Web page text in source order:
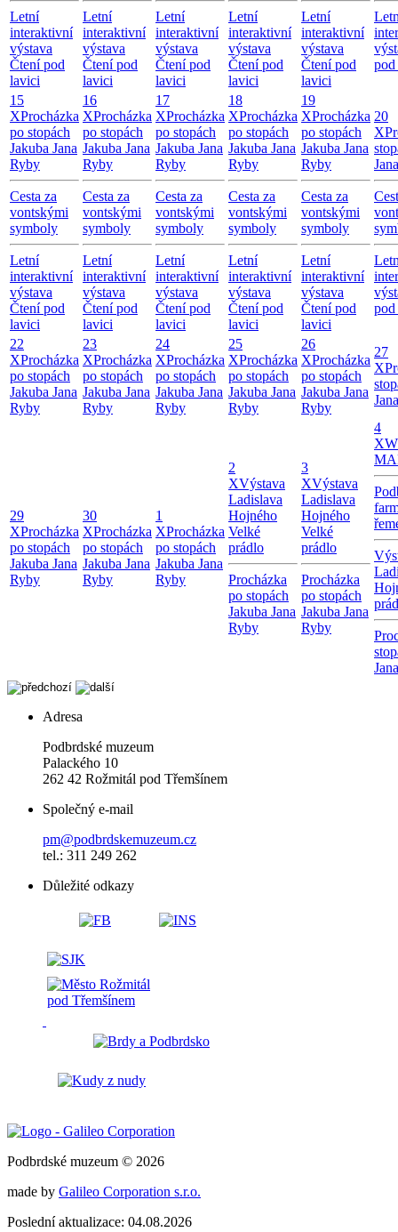
Letní
interaktivní
výstava
Čtení pod
lavici
Letní
interaktivní
výstava
Čtení pod
lavici
Letní
interaktivní
výstava
Čtení pod
lavici
Letní
interaktivní
výstava
Čtení pod
lavici
Letní
interaktivní
výstava
Čtení pod
lavici
15
XProcházka
po stopách
Jakuba Jana
Ryby
Cesta za
vontskými
symboly
Letní
interaktivní
výstava
Čtení pod
lavici
16
XProcházka
po stopách
Jakuba Jana
Ryby
Cesta za
vontskými
symboly
Letní
interaktivní
výstava
Čtení pod
lavici
17
XProcházka
po stopách
Jakuba Jana
Ryby
Cesta za
vontskými
symboly
Letní
interaktivní
výstava
Čtení pod
lavici
18
XProcházka
po stopách
Jakuba Jana
Ryby
Cesta za
vontskými
symboly
Letní
interaktivní
výstava
Čtení pod
lavici
19
XProcházka
po stopách
Jakuba Jana
Ryby
Cesta za
vontskými
symboly
Letní
interaktivní
výstava
Čtení pod
lavici
20
X
22
XProcházka
po stopách
Jakuba Jana
Ryby
23
XProcházka
po stopách
Jakuba Jana
Ryby
24
XProcházka
po stopách
Jakuba Jana
Ryby
25
XProcházka
po stopách
Jakuba Jana
Ryby
26
XProcházka
po stopách
Jakuba Jana
Ryby
27
X
29
XProcházka
po stopách
Jakuba Jana
Ryby
30
XProcházka
po stopách
Jakuba Jana
Ryby
1
XProcházka
po stopách
Jakuba Jana
Ryby
2
XVýstava
Ladislava
Hojného
Velké
prádlo
Procházka
po stopách
Jakuba Jana
Ryby
3
XVýstava
Ladislava
Hojného
Velké
prádlo
Procházka
po stopách
Jakuba Jana
Ryby
4
X
Adresa
Podbrdské muzeum
Palackého 10
262 42 Rožmitál pod Třemšínem
Společný e-mail
pm@podbrdskemuzeum.cz
tel.: 311 249 262
Důležité odkazy
Podbrdské muzeum © 2026
made by Galileo Corporation s.r.o.
Poslední aktualizace: 04.08.2026